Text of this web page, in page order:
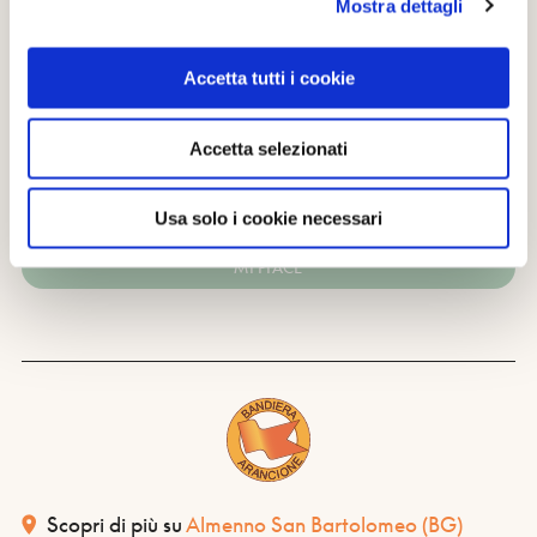
Mostra dettagli
Accetta tutti i cookie
Accetta selezionati
Usa solo i cookie necessari
0
LIKE
MI PIACE
Scopri di più suAlmenno San Bartolomeo(BG)